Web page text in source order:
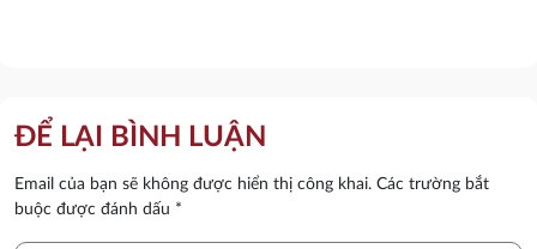
ĐỂ LẠI BÌNH LUẬN
Email của bạn sẽ không được hiển thị công khai. Các trường bắt
buộc được đánh dấu *